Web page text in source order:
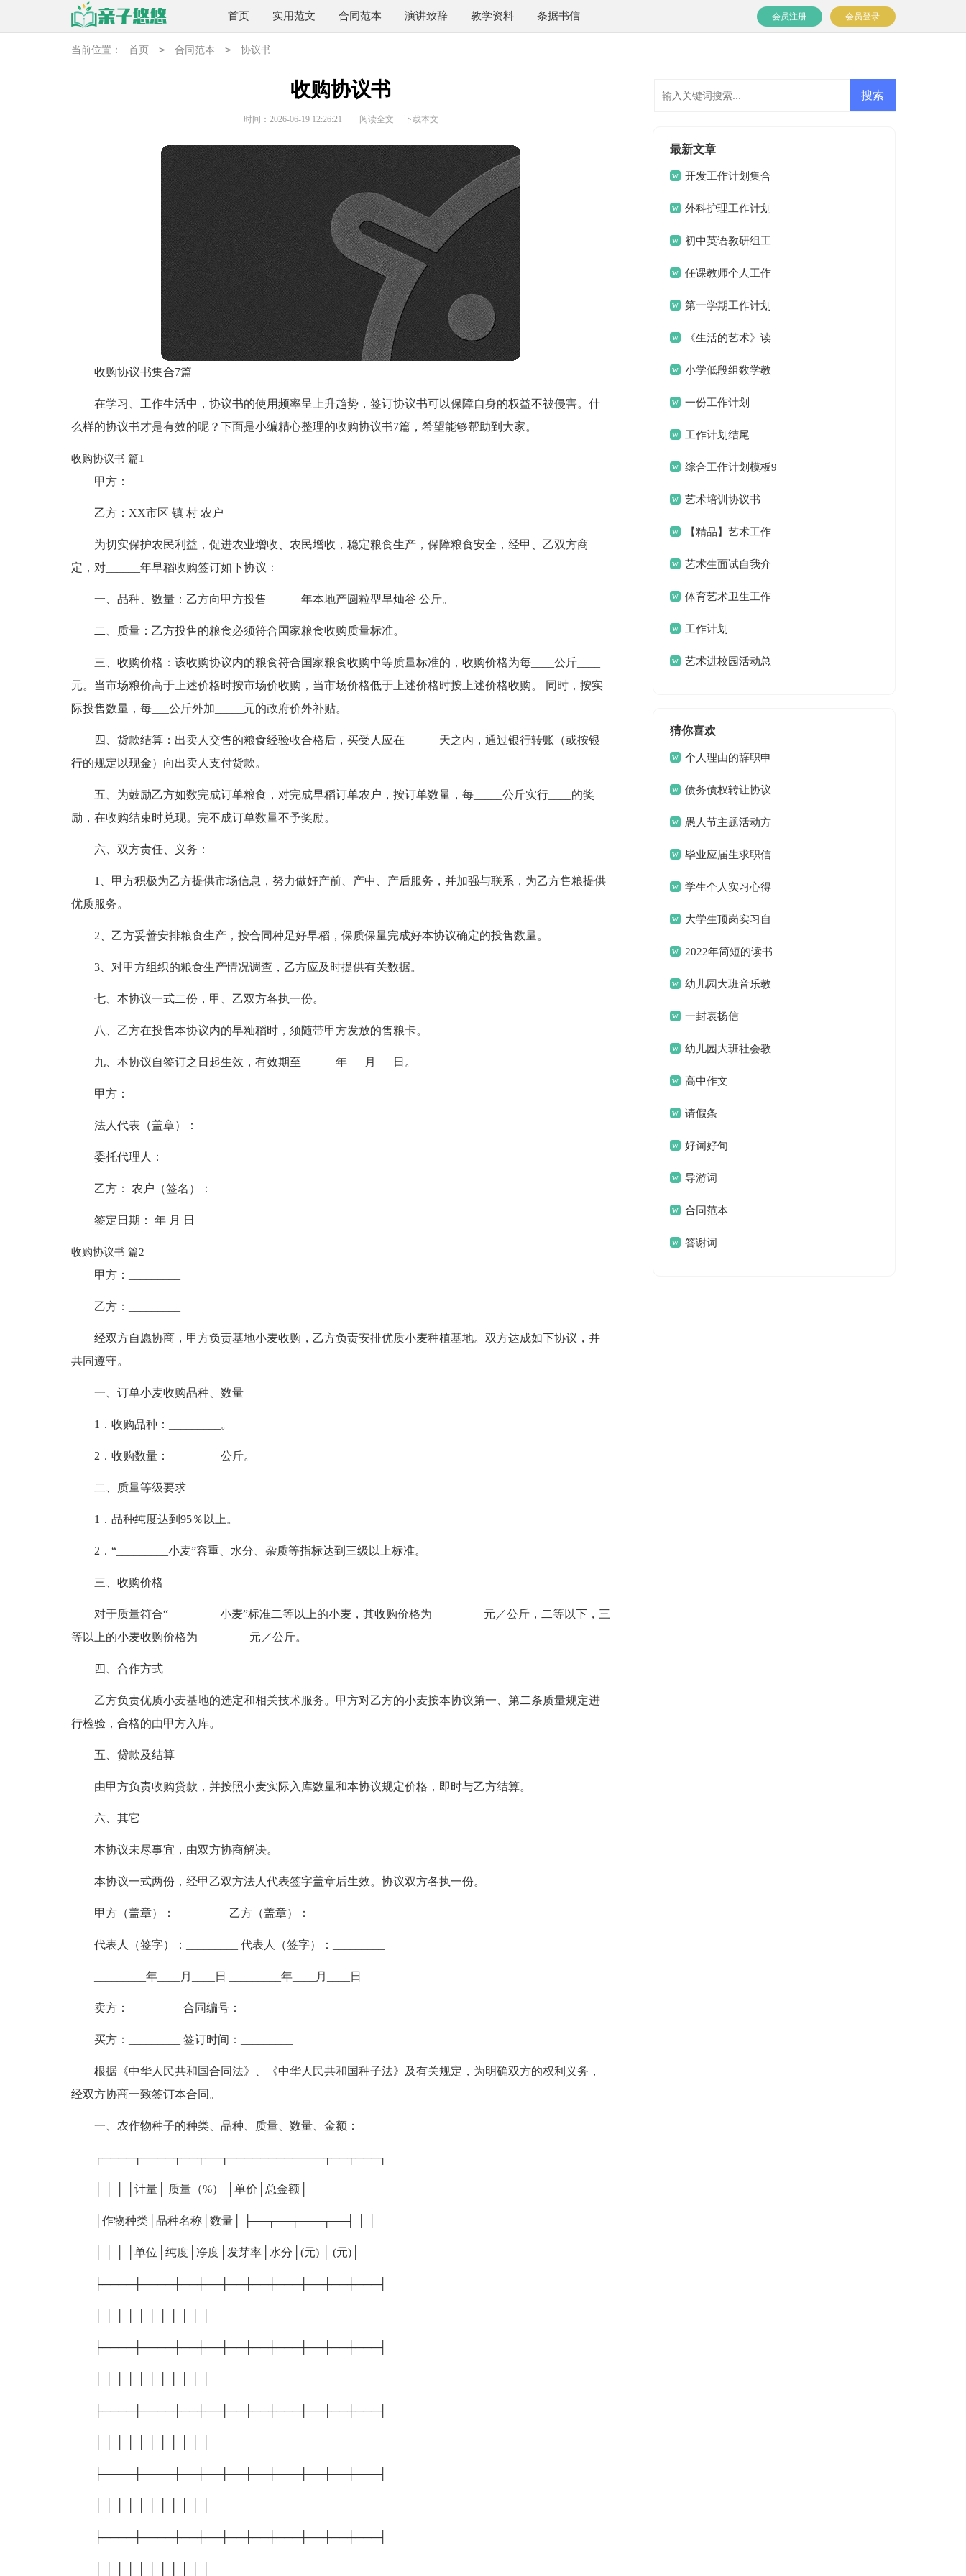
首页 实用范文 合同范本 演讲致辞 教学资料 条据书信 会员登录
会员注册
当前位置： 首页 > 合同范本 > 协议书
收购协议书
时间：2026-06-19 12:26:21 阅读全文 下载本文
收购协议书集合7篇
在学习、工作生活中，协议书的使用频率呈上升趋势，签订协议书可以保障自身的权益不被侵害。什
么样的协议书才是有效的呢？下面是小编精心整理的收购协议书7篇，希望能够帮助到大家。
收购协议书 篇1
甲方：
乙方：XX市区 镇 村 农户
为切实保护农民利益，促进农业增收、农民增收，稳定粮食生产，保障粮食安全，经甲、乙双方商
定，对______年早稻收购签订如下协议：
一、品种、数量：乙方向甲方投售______年本地产圆粒型早灿谷 公斤。
二、质量：乙方投售的粮食必须符合国家粮食收购质量标准。
三、收购价格：该收购协议内的粮食符合国家粮食收购中等质量标准的，收购价格为每____公斤____
元。当市场粮价高于上述价格时按市场价收购，当市场价格低于上述价格时按上述价格收购。 同时，按实
际投售数量，每___公斤外加_____元的政府价外补贴。
四、货款结算：出卖人交售的粮食经验收合格后，买受人应在______天之内，通过银行转账（或按银
行的规定以现金）向出卖人支付货款。
五、为鼓励乙方如数完成订单粮食，对完成早稻订单农户，按订单数量，每_____公斤实行____的奖
励，在收购结束时兑现。完不成订单数量不予奖励。
六、双方责任、义务：
1、甲方积极为乙方提供市场信息，努力做好产前、产中、产后服务，并加强与联系，为乙方售粮提供
优质服务。
2、乙方妥善安排粮食生产，按合同种足好早稻，保质保量完成好本协议确定的投售数量。
3、对甲方组织的粮食生产情况调查，乙方应及时提供有关数据。
七、本协议一式二份，甲、乙双方各执一份。
八、乙方在投售本协议内的早籼稻时，须随带甲方发放的售粮卡。
九、本协议自签订之日起生效，有效期至______年___月___日。
甲方：
法人代表（盖章）：
委托代理人：
乙方： 农户（签名）：
签定日期： 年 月 日
收购协议书 篇2
甲方：_________
乙方：_________
经双方自愿协商，甲方负责基地小麦收购，乙方负责安排优质小麦种植基地。双方达成如下协议，并
共同遵守。
一、订单小麦收购品种、数量
1．收购品种：_________。
2．收购数量：_________公斤。
二、质量等级要求
1．品种纯度达到95％以上。
2．“_________小麦”容重、水分、杂质等指标达到三级以上标准。
三、收购价格
对于质量符合“_________小麦”标准二等以上的小麦，其收购价格为_________元／公斤，二等以下，三
等以上的小麦收购价格为_________元／公斤。
四、合作方式
乙方负责优质小麦基地的选定和相关技术服务。甲方对乙方的小麦按本协议第一、第二条质量规定进
行检验，合格的由甲方入库。
五、贷款及结算
由甲方负责收购贷款，并按照小麦实际入库数量和本协议规定价格，即时与乙方结算。
六、其它
本协议未尽事宜，由双方协商解决。
本协议一式两份，经甲乙双方法人代表签字盖章后生效。协议双方各执一份。
甲方（盖章）：_________ 乙方（盖章）：_________
代表人（签字）：_________ 代表人（签字）：_________
_________年____月____日 _________年____月____日
卖方：_________ 合同编号：_________
买方：_________ 签订时间：_________
根据《中华人民共和国合同法》、《中华人民共和国种子法》及有关规定，为明确双方的权利义务，
经双方协商一致签订本合同。
一、农作物种子的种类、品种、质量、数量、金额：
┌────┬────┬──┬──┬────────────┬──┬───┐
│ │ │ │计量│ 质量（%） │单价│总金额│
│作物种类│品种名称│数量│ ├──┬──┬───┬──┤ │ │
│ │ │ │单位│纯度│净度│发芽率│水分│(元) │ (元)│
├────┼────┼──┼──┼──┼──┼───┼──┼──┼───┤
├────┼────┼──┼──┼──┼──┼───┼──┼──┼───┤
├────┼────┼──┼──┼──┼──┼───┼──┼──┼───┤
├────┼────┼──┼──┼──┼──┼───┼──┼──┼───┤
├────┼────┼──┼──┼──┼──┼───┼──┼──┼───┤
最新文章
开发工作计划集合
七篇外科护理工作计划
15篇初中英语教研组工
作计划任课教师个人工作
计划第一学期工作计划
《生活的艺术》读
书笔记小学低段组数学教
研组工作计划
一份工作计划
工作计划结尾
综合工作计划模板9
篇 艺术培训协议书
【精品】艺术工作
计划三篇
艺术生面试自我介
绍 体育艺术卫生工作
总结工作计划
艺术进校园活动总
猜你喜欢
个人理由的辞职申
请书债务债权转让协议
愚人节主题活动方
案 毕业应届生求职信
13篇学生个人实习心得
体会大学生顶岗实习自
我总结2022年简短的读书
名言名句汇总79句
幼儿园大班音乐教
案(汇编15篇)
一封表扬信
幼儿园大班社会教
案集锦15篇
高中作文
请假条
好词好句
导游词
合同范本
答谢词